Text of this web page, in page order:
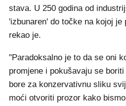
stava. U 250 godina od
'izbunaren' do točke na kojoj je
rekao je.
"Paradoksalno je to da se oni
promjene i pokušavaju se
bore za konzervativnu sliku
moći otvoriti prozor kako